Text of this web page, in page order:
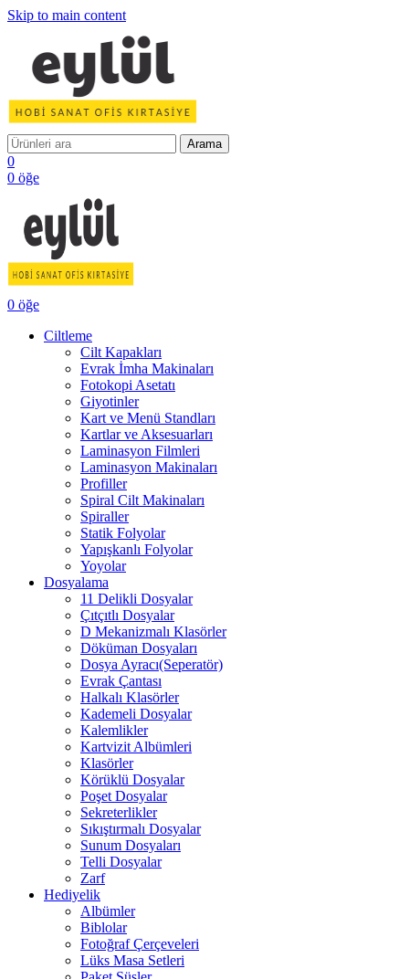
Skip to main content
Arama
0
0 öğe
0 öğe
Ciltleme
Cilt Kapakları
Evrak İmha Makinaları
Fotokopi Asetatı
Giyotinler
Kart ve Menü Standları
Kartlar ve Aksesuarları
Laminasyon Filmleri
Laminasyon Makinaları
Profiller
Spiral Cilt Makinaları
Spiraller
Statik Folyolar
Yapışkanlı Folyolar
Yoyolar
Dosyalama
11 Delikli Dosyalar
Çıtçıtlı Dosyalar
D Mekanizmalı Klasörler
Döküman Dosyaları
Dosya Ayracı(Seperatör)
Evrak Çantası
Halkalı Klasörler
Kademeli Dosyalar
Kalemlikler
Kartvizit Albümleri
Klasörler
Körüklü Dosyalar
Poşet Dosyalar
Sekreterlikler
Sıkıştırmalı Dosyalar
Sunum Dosyaları
Telli Dosyalar
Zarf
Hediyelik
Albümler
Biblolar
Fotoğraf Çerçeveleri
Lüks Masa Setleri